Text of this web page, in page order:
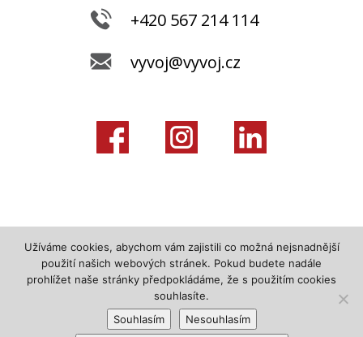
+420 567 214 114
vyvoj@vyvoj.cz
Užíváme cookies, abychom vám zajistili co možná nejsnadnější
použití našich webových stránek. Pokud budete nadále
prohlížet naše stránky předpokládáme, že s použitím cookies
souhlasíte.
Souhlasím
Nesouhlasím